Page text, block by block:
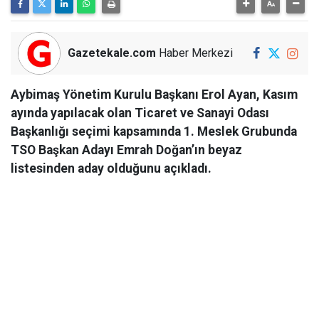
Gazetekale.com Haber Merkezi
Aybimaş Yönetim Kurulu Başkanı Erol Ayan, Kasım
ayında yapılacak olan Ticaret ve Sanayi Odası
Başkanlığı seçimi kapsamında 1. Meslek Grubunda
TSO Başkan Adayı Emrah Doğan’ın beyaz
listesinden aday olduğunu açıkladı.